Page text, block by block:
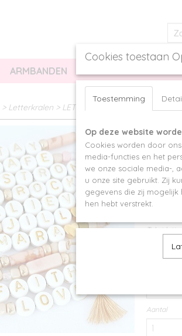
ARMBANDEN
> Letterkralen > LETTERKRALEN ARMBANDJE
€
Kleur
Tekst
Aantal
Cookies toestaan
Toestemming
Op deze website
Cookies worden door
media-functies en het
we onze sociale media-,
u onze site gebruikt. Zij
gegevens die zij
hen hebt verstrekt.